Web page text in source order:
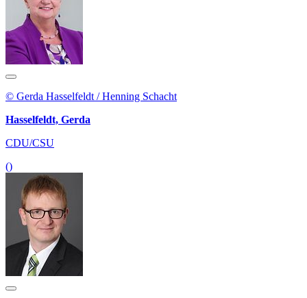
© Gerda Hasselfeldt / Henning Schacht
Hasselfeldt, Gerda
CDU/CSU
()